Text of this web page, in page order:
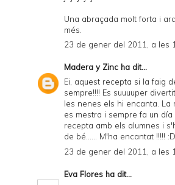
Una abraçada molt forta i
més.
23 de gener del 2011, a les
Madera y Zinc ha dit...
Ei, aquest recepta si la faig
sempre!!!! Es suuuuper
les nenes els hi encanta. La
es mestra i sempre fa un día
recepta amb els alumnes i
de bé...... M'ha encantat !!!!! :D
23 de gener del 2011, a les
Eva Flores ha dit...